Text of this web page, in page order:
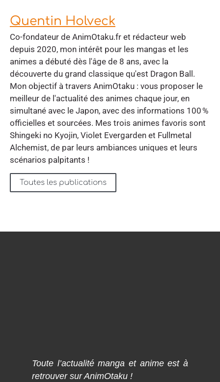
Quentin Holveck
Co-fondateur de AnimOtaku.fr et rédacteur web
depuis 2020, mon intérêt pour les mangas et les
animes a débuté dès l'âge de 8 ans, avec la
découverte du grand classique qu'est Dragon Ball.
Mon objectif à travers AnimOtaku : vous proposer le
meilleur de l'actualité des animes chaque jour, en
simultané avec le Japon, avec des informations 100 %
officielles et sourcées. Mes trois animes favoris sont
Shingeki no Kyojin, Violet Evergarden et Fullmetal
Alchemist, de par leurs ambiances uniques et leurs
scénarios palpitants !
Toutes les publications
Toute l’actualité manga et anime est à
retrouver sur AnimOtaku !